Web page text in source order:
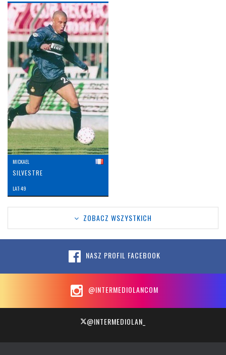
MICKAEL
SILVESTRE
LAT: 49
ZOBACZ WSZYSTKICH
NASZ PROFIL FACEBOOK
@INTERMEDIOLANCOM
@INTERMEDIOLAN_